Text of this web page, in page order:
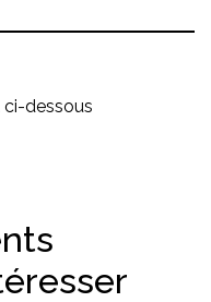
ci-dessous